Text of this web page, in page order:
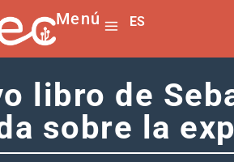
Menú ES
EN
libro de
sobre la